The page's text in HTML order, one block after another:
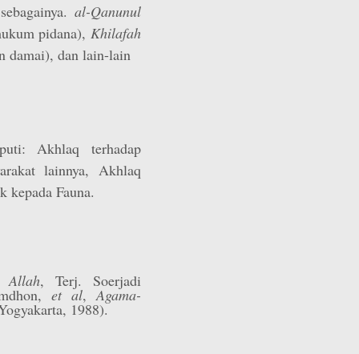
al-Qanunul
pidana), Khilafah
damai), dan lain-lain
Akhlaq terhadap
lainnya, Akhlaq
kepada Fauna.
Allah, Terj. Soerjadi
et al,Agama-
1988).